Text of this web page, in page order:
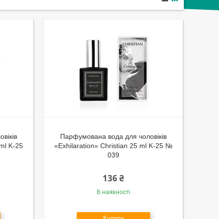
K-25
Парфумована вода для чоловіків
«Exhilaration» Christian 25 ml K-25 №
039
136 ₴
В наявності